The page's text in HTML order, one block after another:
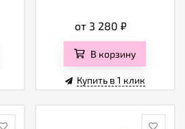
от 3 280₽
В корзину
Купить в 1 клик